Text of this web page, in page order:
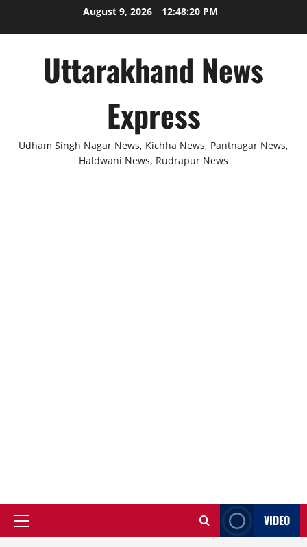
August 9, 2026 12:48:21 PM
Uttarakhand News
Express
Udham Singh Nagar News, Kichha News, Pantnagar News,
Haldwani News, Rudrapur News
Primary
VIDEO